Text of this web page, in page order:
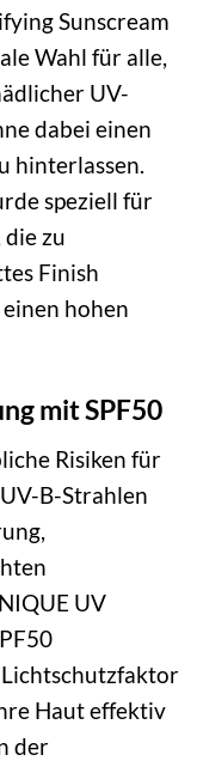
Sunscream
Wahl für alle,
UV-
dabei einen
hinterlassen.
speziell für
zu
Finish
hohen
mit SPF50
Risiken für
B-Strahlen
UV
Haut effektiv
der